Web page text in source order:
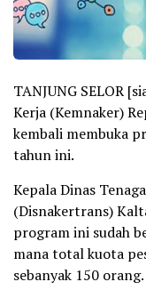
TANJUNG SELOR
Kerja (Kemnaker)
kembali membuka
tahun ini.
Kepala Dinas
(Disnakertrans)
program ini sudah
mana total kuota
sebanyak 150 orang.